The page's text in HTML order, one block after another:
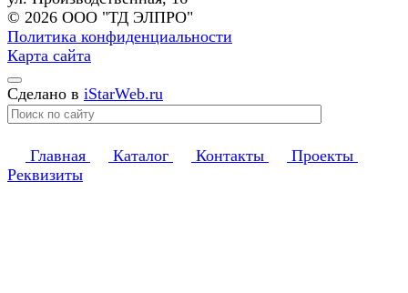
© 2026 ООО "ТД ЭЛПРО"
Политика конфиденциальности
Карта сайта
Сделано в iStarWeb.ru
Главная Каталог Контакты
Проекты
Реквизиты